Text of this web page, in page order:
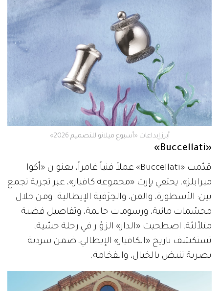
أبرز إبداعات «أسبوع ميلانو للتصميم 2026»
«Buccellati»
قدّمت «Buccellati» عملاً فنياً غامراً، بعنوان «أكوا
ميرابلز»، يحتفي بإرث «مجموعة كافيار»، عبر تجربة تجمع
بين: الأسطورة، والفن، والحِرَفية الإيطالية. ومن خلال
مجسّمات مائية، ورسومات حالمة، وتفاصيل فضية
متلألئة، اصطحبت «الدار» الزوّار في رحلة حسّية،
تستكشف تاريخ «الكافيار» الإيطالي، ضمن سردية
بصرية تنبض بالخيال، والفخامة.